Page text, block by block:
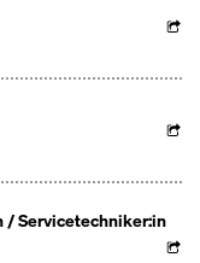
Servicetechniker:in